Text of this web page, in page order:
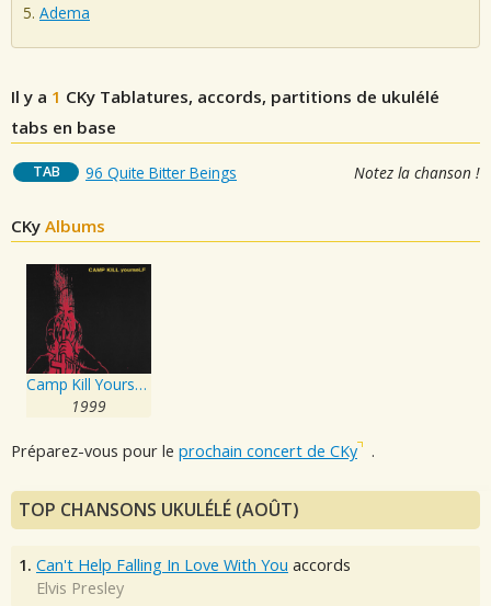
Adema
Il y a 1 CKy Tablatures, accords, partitions de ukulélé
tabs en base
TAB 96 Quite Bitter Beings Notez la chanson !
CKy Albums
Camp Kill Yourself, Vol.1
1999
Préparez-vous pour le prochain concert de CKy .
TOP CHANSONS UKULÉLÉ (AOÛT)
1. Can't Help Falling In Love With You accords
Elvis Presley